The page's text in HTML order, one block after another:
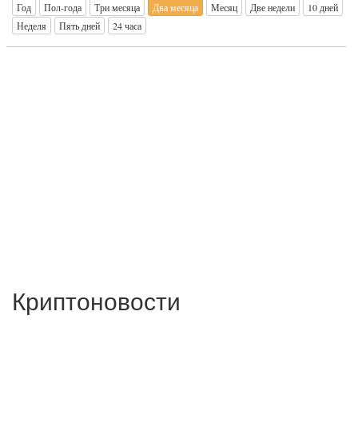
Год Пол-года Три месяца Два месяца Месяц Две недели
10 дней
Неделя
Пять дней 24 часа
Криптоновости